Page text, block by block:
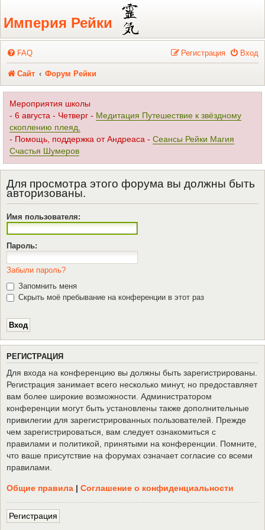
Регистрация
Империя Рейки
FAQ Вход
Регистрация
Сайт Форум Рейки
Мероприятия школы
- 6 августа - Четверг - Медитация Путешествие к звёздному
скоплению плеяд,
- Помощь, поддержка от Андреаса - Сеансы Рейки Магия
Счастья Шумеров
Для просмотра этого форума вы должны быть
авторизованы.
Имя пользователя:
Пароль:
Забыли пароль?
Запомнить меня
Скрыть моё пребывание на конференции в этот раз
РЕГИСТРАЦИЯ
Для входа на конференцию вы должны быть зарегистрированы.
Регистрация занимает всего несколько минут, но предоставляет
вам более широкие возможности. Администратором
конференции могут быть установлены также дополнительные
привилегии для зарегистрированных пользователей. Прежде
чем зарегистрироваться, вам следует ознакомиться с
правилами и политикой, принятыми на конференции. Помните,
что ваше присутствие на форумах означает согласие со всеми
правилами.
Общие правила | Соглашение о конфиденциальности
Регистрация